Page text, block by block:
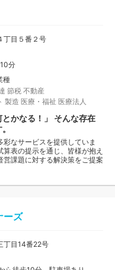
丁目５番２号
分
種
節税 不動産
製造 医療・福祉 医療法人
とかなる！」 そんな存在
なサービスを提供していま
表の提示を通じ、皆様が抱え
課題に対する解決策をご提案
ーズ
丁目14番22号